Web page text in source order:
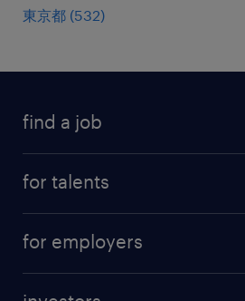
東京都 (532)
find a job
for talents
professional career
for employers